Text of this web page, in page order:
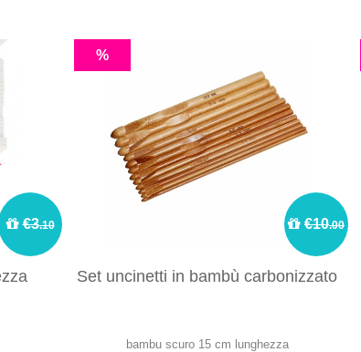
€3.10 €10.00
%
Set uncinetti in bambù carbonizzato
bambu scuro 15 cm lunghezza